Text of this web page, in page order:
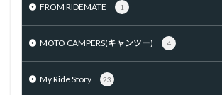
FROM RIDEMATE 1
MOTO CAMPERS(キャンツー) 4
My Ride Story 23